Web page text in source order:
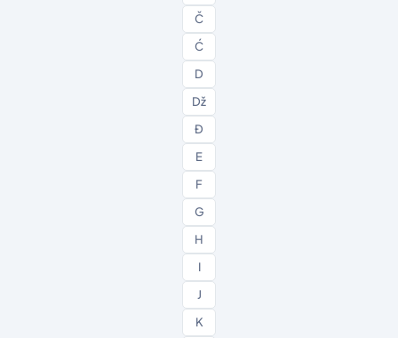
Č
Ć
D
Dž
Đ
E
F
G
H
I
J
K